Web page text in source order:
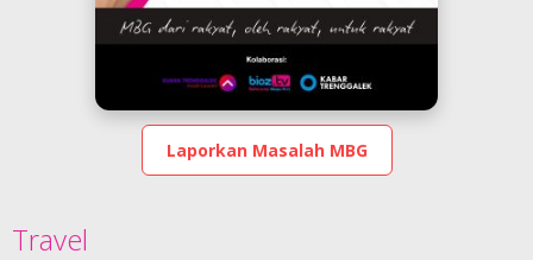
Laporkan Masalah MBG
Travel